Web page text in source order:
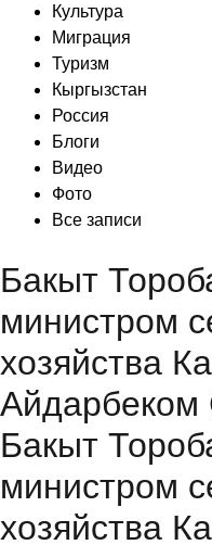
Культура
Миграция
Туризм
Кыргызстан
Россия
Блоги
Видео
Фото
Все записи
Бакыт
министром
хозяйства
Бакыт
министром
хозяйства